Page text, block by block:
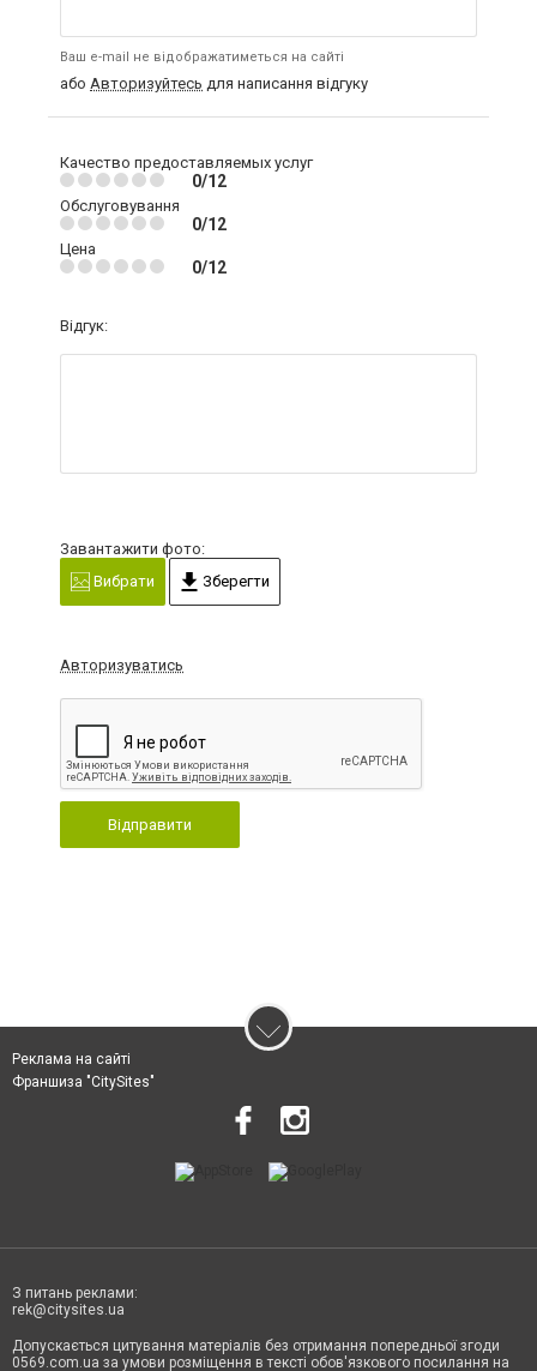
Ваш e-mail не відображатиметься на сайті
або Авторизуйтесь для написання відгуку
Качество предоставляемых услуг
0/12
Обслуговування
0/12
Цена
0/12
Відгук:
Завантажити фото:
Вибрати
Зберегти
Авторизуватись
Відправити
Реклама на сайті
Франшиза "CitySites"
З питань реклами:
rek@citysites.ua
Допускається цитування матеріалів без отримання попередньої згоди
0569.com.ua за умови розміщення в тексті обов'язкового посилання на